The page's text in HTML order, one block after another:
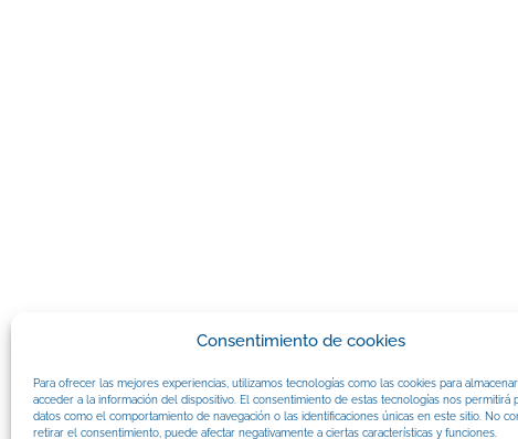
Consentimiento de cookies
Para ofrecer las mejores experiencias, utilizamos tecnologías como las cookies para
acceder a la información del dispositivo. El consentimiento de estas tecnologías nos permitirá
datos como el comportamiento de navegación o las identificaciones únicas en este sitio. No
retirar el consentimiento, puede afectar negativamente a ciertas características y funciones.